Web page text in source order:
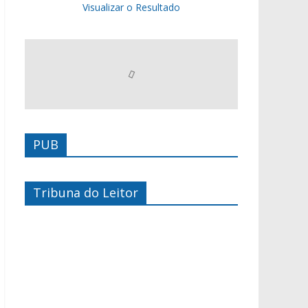
Visualizar o Resultado
PUB
Tribuna do Leitor